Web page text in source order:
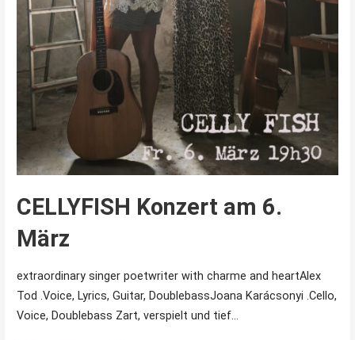
CELLYFISH Konzert am 6.
März
extraordinary singer poetwriter with charme and heartAlex
Tod .Voice, Lyrics, Guitar, DoublebassJoana Karácsonyi .Cello,
Voice, Doublebass Zart, verspielt und tief…